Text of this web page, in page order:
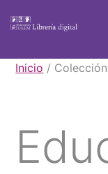
contenido
Libros
Inicio /